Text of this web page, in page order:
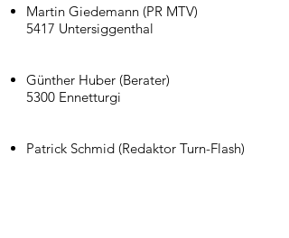
Martin Giedemann (PR MTV)
5417 Untersiggenthal
Günther Huber (Berater)
5300 Ennetturgi
Patrick Schmid (Redaktor Turn-Flash)